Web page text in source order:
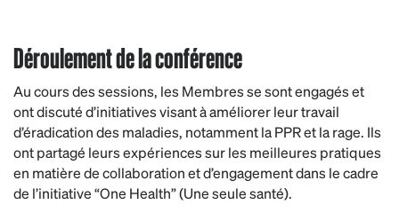
Déroulement de la conférence
Au cours des sessions, les Membres se sont engagés et
ont discuté d’initiatives visant à améliorer leur travail
d’éradication des maladies, notamment la PPR et la rage. Ils
ont partagé leurs expériences sur les meilleures pratiques
en matière de collaboration et d’engagement dans le cadre
de l’initiative “One Health” (Une seule santé).